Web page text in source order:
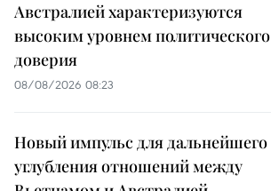
Австралией характеризуются
высоким уровнем политического
доверия
08/08/2026 08:23
Новый импульс для дальнейшего
углубления отношений между